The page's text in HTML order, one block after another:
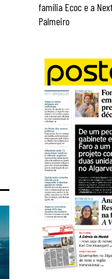
família Ecoc e a
Palmeiro